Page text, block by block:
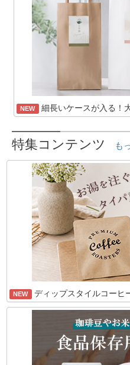
NEW 細長いケースが入る！
特集コンテンツ も
NEW ディップスタイルコーヒ